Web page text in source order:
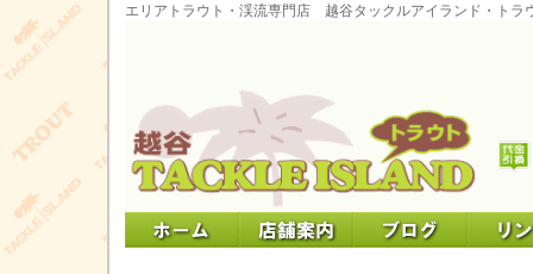
エリアトラウト・渓流専門店 越谷タックルアイランド・トラ